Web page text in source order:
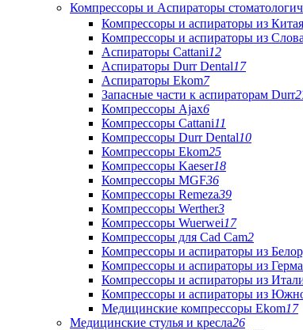
Компрессоры и Аспираторы
Компрессоры и аспираторы из Китая
Компрессоры и аспираторы из
Аспираторы Cattani12
Аспираторы Durr Dental17
Аспираторы Ekom7
Запасные части к аспираторам Durr
Компрессоры Ajax6
Компрессоры Cattani11
Компрессоры Durr Dental10
Компрессоры Ekom25
Компрессоры Kaeser18
Компрессоры MGF36
Компрессоры Remeza39
Компрессоры Werther3
Компрессоры Wuerwei17
Компрессоры для Cad Cam2
Компрессоры и аспираторы из
Компрессоры и аспираторы из
Компрессоры и аспираторы из
Компрессоры и аспираторы из
Медицинские компрессоры Ekom17
Медицинские стулья и кресла26